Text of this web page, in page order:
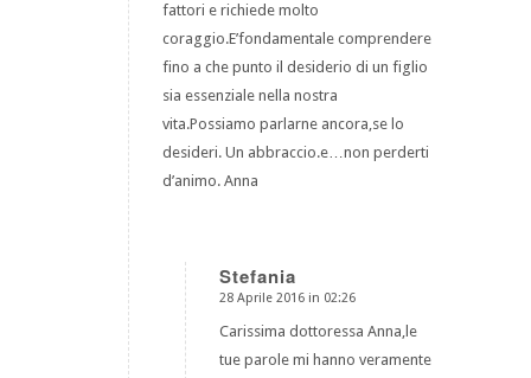
fattori e richiede molto
coraggio.E’fondamentale comprendere
fino a che punto il desiderio di un figlio
sia essenziale nella nostra
vita.Possiamo parlarne ancora,se lo
desideri. Un abbraccio.e…non perderti
d’animo. Anna
Stefania
dice:
28 Aprile 2016 in 02:26
Carissima dottoressa Anna,le
tue parole mi hanno veramente